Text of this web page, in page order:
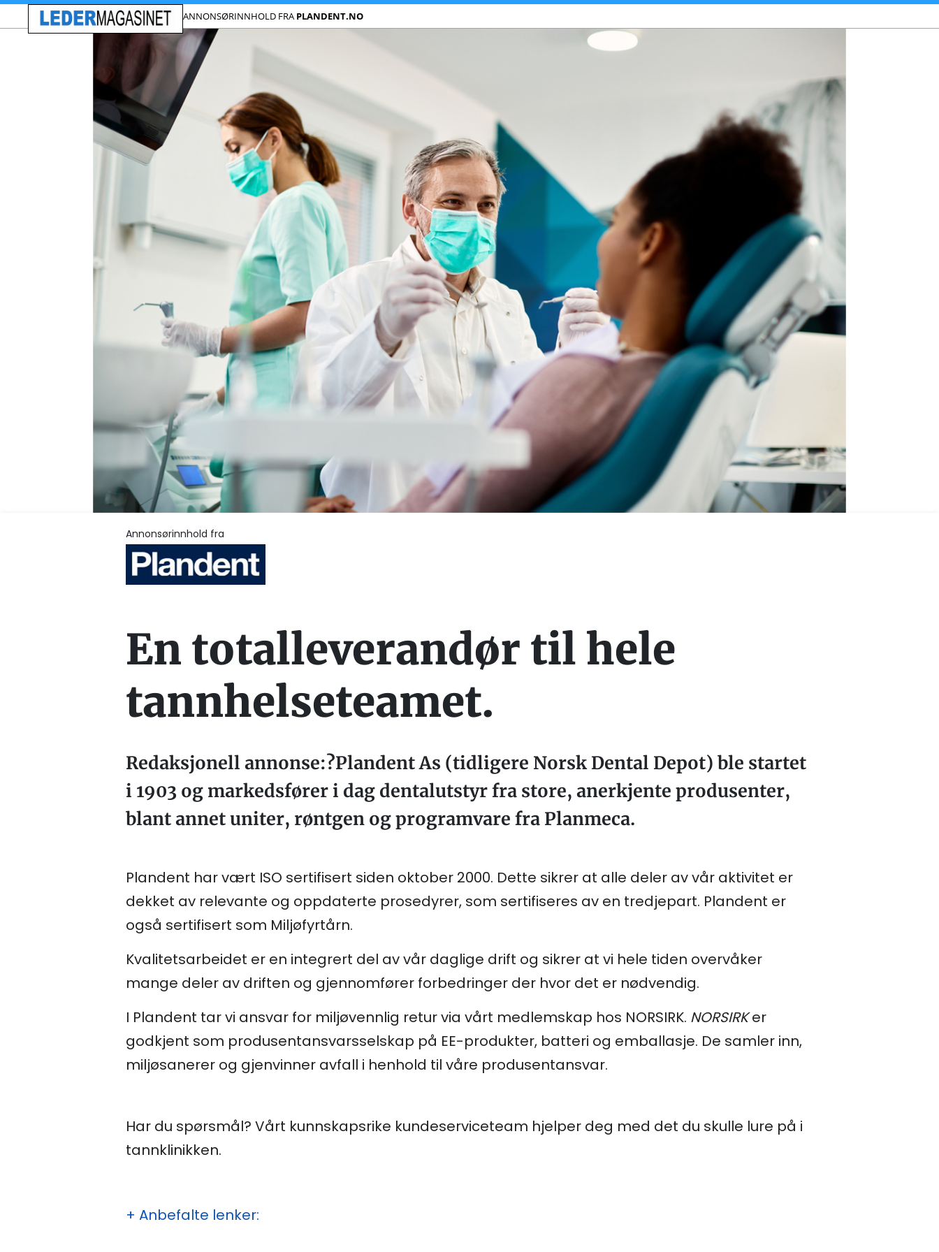
ANNONSØRINNHOLD FRA PLANDENT.NO
Annonsørinnhold fra
En totalleverandør til hele
tannhelseteamet.
Redaksjonell annonse:?Plandent As (tidligere Norsk Dental Depot) ble startet
i 1903 og markedsfører i dag dentalutstyr fra store, anerkjente produsenter,
blant annet uniter, røntgen og programvare fra Planmeca.
Plandent har vært ISO sertifisert siden oktober 2000. Dette sikrer at alle deler av vår aktivitet er
dekket av relevante og oppdaterte prosedyrer, som sertifiseres av en tredjepart. Plandent er
også sertifisert som Miljøfyrtårn.
Kvalitetsarbeidet er en integrert del av vår daglige drift og sikrer at vi hele tiden overvåker
mange deler av driften og gjennomfører forbedringer der hvor det er nødvendig.
I Plandent tar vi ansvar for miljøvennlig retur via vårt medlemskap hos NORSIRK. NORSIRKer
godkjent som produsentansvarsselskap på EE-produkter, batteri og emballasje. De samler inn,
miljøsanerer og gjenvinner avfall i henhold til våre produsentansvar.
Har du spørsmål? Vårt kunnskapsrike kundeserviceteam hjelper deg med det du skulle lure på i
tannklinikken.
+ Anbefalte lenker: